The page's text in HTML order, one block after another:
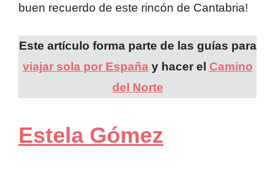
buen recuerdo de este rincón de Cantabria!
Este artículo forma parte de las guías para
viajar sola por Españay hacer el Camino
del Norte
Estela Gómez